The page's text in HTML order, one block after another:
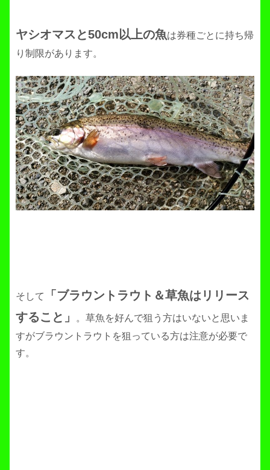
ヤシオマスと50cm以上の魚は券種ごとに持ち帰
り制限があります。
そして
「ブラウントラウト＆草魚はリリース
すること」
。草魚を好んで狙う方はいないと思いま
すがブラウントラウトを狙っている方は注意が必要で
す。